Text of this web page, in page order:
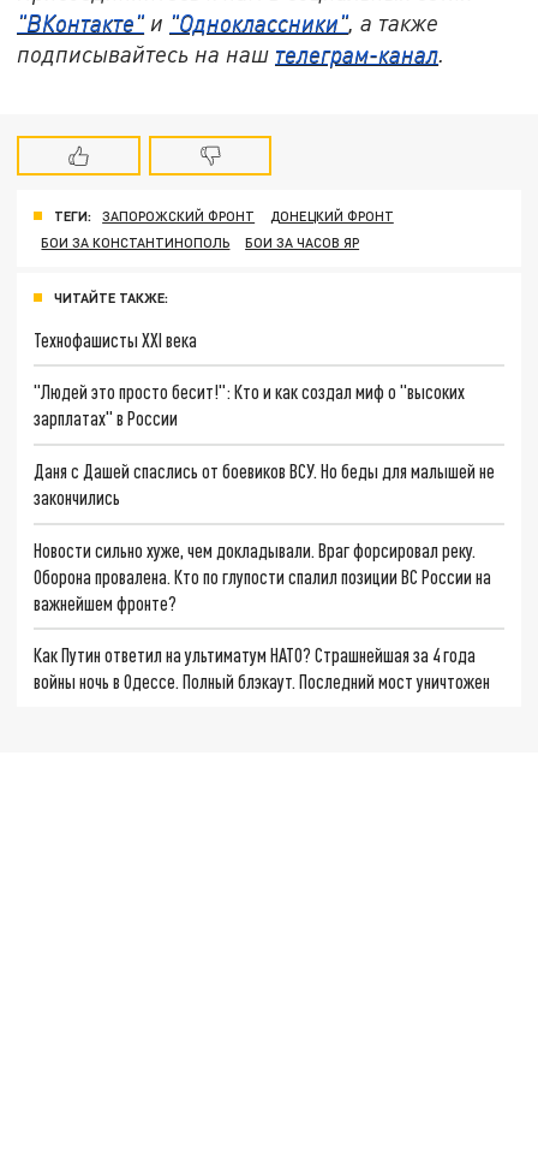
"ВКонтакте" и "Одноклассники", а также
подписывайтесь на наш телеграм-канал.
ТЕГИ: ЗАПОРОЖСКИЙ ФРОНТ
ДОНЕЦКИЙ ФРОНТ
БОИ ЗА КОНСТАНТИНОПОЛЬ
БОИ ЗА ЧАСОВ ЯР
ЧИТАЙТЕ ТАКЖЕ:
Технофашисты XXI века
"Людей это просто бесит!": Кто и как создал миф о "высоких
зарплатах" в России
Даня с Дашей спаслись от боевиков ВСУ. Но беды для малышей не
закончились
Новости сильно хуже, чем докладывали. Враг форсировал реку.
Оборона провалена. Кто по глупости спалил позиции ВС России на
важнейшем фронте?
Как Путин ответил на ультиматум НАТО? Страшнейшая за 4 года
войны ночь в Одессе. Полный блэкаут. Последний мост уничтожен